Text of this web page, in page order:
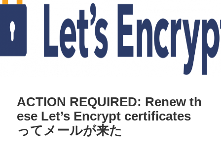
ACTION REQUIRED: Renew th
ese Let’s Encrypt certificates
ってメールが来た